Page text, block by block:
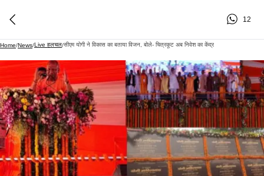
12
Home/News/Live हलचल/सीएम योगी ने विकास का बताया विजन, बोले- चित्रकूट अब निवेश का केंद्र